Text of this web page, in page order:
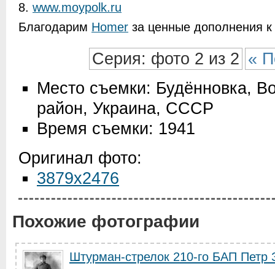
8. www.moypolk.ru
Благодарим Homer за ценные дополнения к
Серия: фото 2 из 2 «
Место съемки: Будённовка,
район, Украина, СССР
Время съемки: 1941
Оригинал фото:
3879x2476
Похожие фотографии
Штурман-стрелок 210-го БАП Петр